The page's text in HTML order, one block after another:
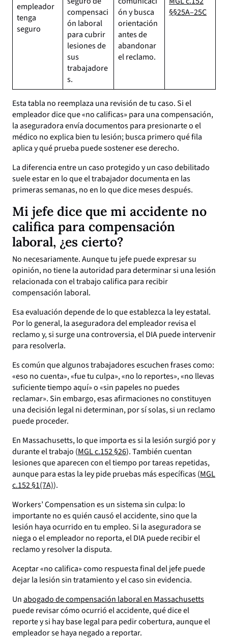
empleador
tenga
seguro
compensaci
ón laboral
para cubrir
lesiones de
sus
trabajadore
s.
ón y busca
orientación
antes de
abandonar
el reclamo.
§§25A–25C
Esta tabla no reemplaza una revisión de tu caso. Si el
empleador dice que «no calificas» para una compensación,
la aseguradora envía documentos para presionarte o el
médico no explica bien tu lesión; busca primero qué fila
aplica y qué prueba puede sostener ese derecho.
La diferencia entre un caso protegido y un caso debilitado
suele estar en lo que el trabajador documenta en las
primeras semanas, no en lo que dice meses después.
Mi jefe dice que mi accidente no
califica para compensación
laboral, ¿es cierto?
No necesariamente. Aunque tu jefe puede expresar su
opinión, no tiene la autoridad para determinar si una lesión
relacionada con el trabajo califica para recibir
compensación laboral.
Esa evaluación depende de lo que establezca la ley estatal.
Por lo general, la aseguradora del empleador revisa el
reclamo y, si surge una controversia, el DIA puede intervenir
para resolverla.
Es común que algunos trabajadores escuchen frases como:
«eso no cuenta», «fue tu culpa», «no lo reportes», «no llevas
suficiente tiempo aquí» o «sin papeles no puedes
reclamar». Sin embargo, esas afirmaciones no constituyen
una decisión legal ni determinan, por sí solas, si un reclamo
puede proceder.
En Massachusetts, lo que importa es si la lesión surgió por y
durante el trabajo (MGL c.152 §26). También cuentan
lesiones que aparecen con el tiempo por tareas repetidas,
aunque para estas la ley pide pruebas más específicas (MGL
c.152 §1(7A)).
Workers’ Compensation es un sistema sin culpa: lo
importante no es quién causó el accidente, sino que la
lesión haya ocurrido en tu empleo. Si la aseguradora se
niega o el empleador no reporta, el DIA puede recibir el
reclamo y resolver la disputa.
Aceptar «no califica» como respuesta final del jefe puede
dejar la lesión sin tratamiento y el caso sin evidencia.
Unabogado de compensación laboral en Massachusetts
puede revisar cómo ocurrió el accidente, qué dice el
reporte y si hay base legal para pedir cobertura, aunque el
empleador se haya negado a reportar.